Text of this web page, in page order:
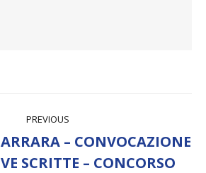
PREVIOUS
Previous
– CONVOCAZIONE
SCRITTE – CONCORSO